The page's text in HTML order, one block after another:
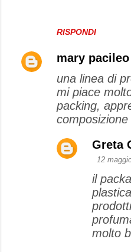
RISPONDI
mary pacileo
una linea di
mi piace
packing,
composizione
Greta
12
il
molto